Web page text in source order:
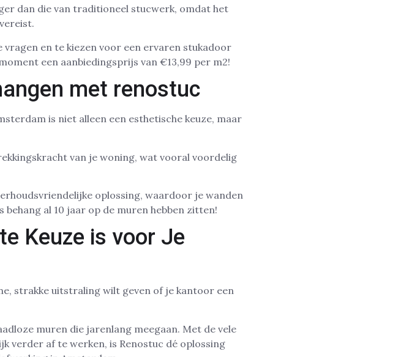
dan die van traditioneel stucwerk, omdat het
en te kiezen voor een ervaren stukadoor
een aanbiedingsprijs van €13,99 per m2!
met renostuc
is niet alleen een esthetische keuze, maar
van je woning, wat vooral voordelig
oplossing, waardoor je wanden
al 10 jaar op de muren hebben zitten!
Keuze is voor Je
strakke uitstraling wilt geven of je kantoor een
muren die jarenlang meegaan. Met de vele
verder af te werken, is Renostuc dé oplossing